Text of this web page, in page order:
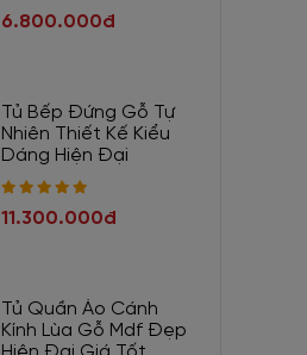
6.800.000đ
Tủ Bếp Đứng Gỗ Tự
Nhiên Thiết Kế Kiểu
Dáng Hiện Đại
11.300.000đ
Tủ Quần Áo Cánh
Kính Lùa Gỗ Mdf Đẹp